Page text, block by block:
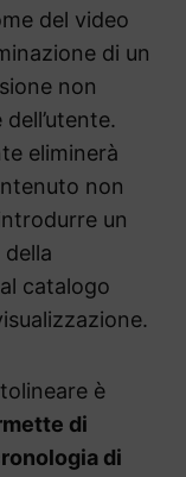
del video
di un
non
eliminerà
non
un
catalogo
è
di
di